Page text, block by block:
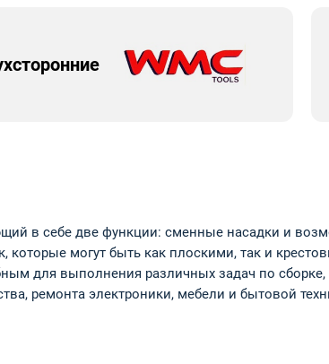
в себе две функции: сменные насадки и
могут быть как плоскими, так и
для выполнения различных задач по
ремонта электроники, мебели и бытовой